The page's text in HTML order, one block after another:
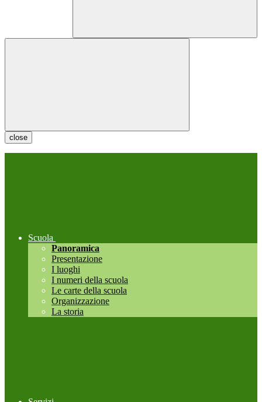
close
Scuola
Panoramica
Presentazione
I luoghi
I numeri della scuola
Le carte della scuola
Organizzazione
La storia